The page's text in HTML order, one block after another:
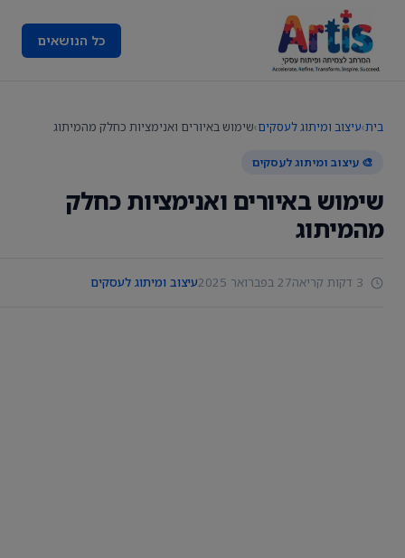
כל הנושאים
בית›עיצוב ומיתוג לעסקים›שימוש באיורים ואנימציות כחלק מהמיתוג
🎨 עיצוב ומיתוג לעסקים
שימוש באיורים ואנימציות כחלק
מהמיתוג
27 בפברואר 2025 עיצוב ומיתוג לעסקים